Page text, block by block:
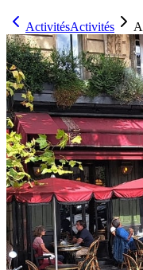
ActivitésActivités